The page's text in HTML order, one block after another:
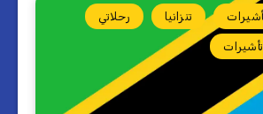
تنزانيا رحلاتي